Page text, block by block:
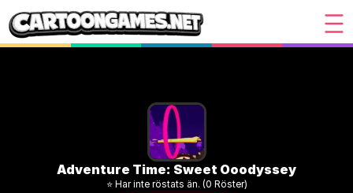
Adventure Time: Sweet Ooodyssey
⭐ Har inte röstats än. (0 Röster)